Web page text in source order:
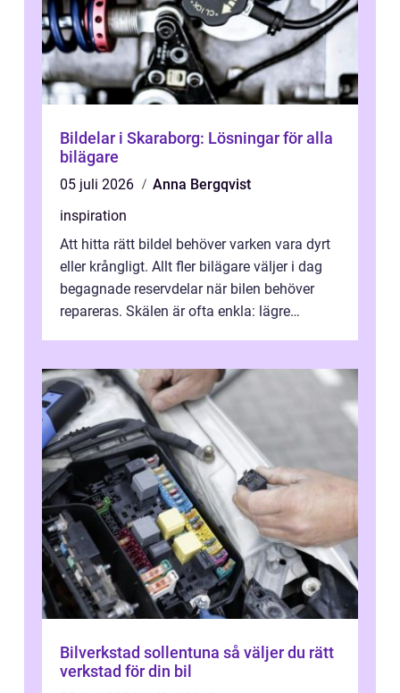
Bildelar i Skaraborg: Lösningar för alla
bilägare
05 juli 2026
Anna Bergqvist
inspiration
Att hitta rätt bildel behöver varken vara dyrt
eller krångligt. Allt fler bilägare väljer i dag
begagnade reservdelar när bilen behöver
repareras. Skälen är ofta enkla: lägre
Bilverkstad sollentuna så väljer du rätt
verkstad för din bil